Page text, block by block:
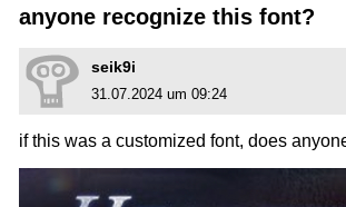
anyone recognize this font?
seik9i
31.07.2024 um 09:24
if this was a customized font, does